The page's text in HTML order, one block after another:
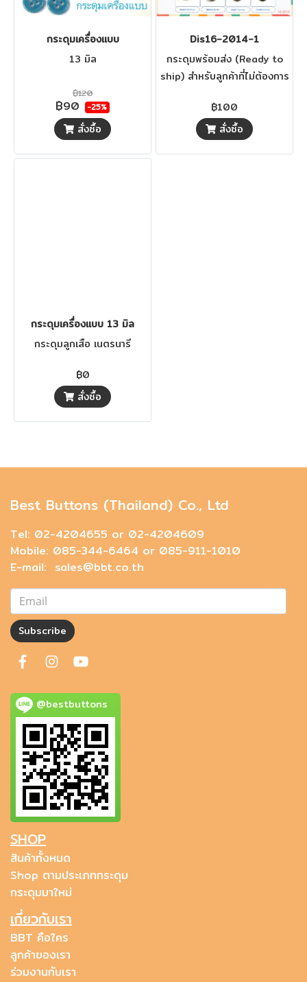
กระดุมเครื่องแบบ
13 มิล
฿120
฿90 -25%
สั่งซื้อ
Dis16-2014-1
กระดุมพร้อมส่ง (Ready to
ship) สำหรับลูกค้าที่ไม่ต้องการ
กระดุมพร้อมส่งให้เลือกมากกว่า
1000 แบบค่ะ
฿100
สั่งซื้อ
กระดุมเครื่องแบบ 13 มิล
กระดุมลูกเสือ เนตรนารี
฿0
สั่งซื้อ
Best Buttons (Thailand) Co., Ltd
Tel: 02-4204655 or 02-4204609
Mobile: 085-344-6464 or 085-911-1010
E-mail: sales@bbt.co.th
Subscribe
@bestbuttons
SHOP
สินค้าทั้งหมด
Shop ตามประเภทกระดุม
กระดุมมาใหม่
เกี่ยวกับเรา
BBT คือใคร
ลูกค้าของเรา
ร่วมงานกับเรา